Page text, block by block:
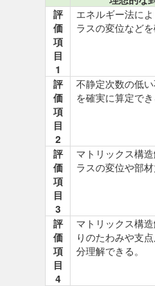
評
価
項
目
1
エネルギー法に
ラスの変位などを
評
価
項
目
2
不静定次数の低
を確実に算定でき
評
価
項
目
3
マトリックス構
ラスの変位や部
評
価
項
目
4
マトリックス構
りのたわみや支
分理解できる。